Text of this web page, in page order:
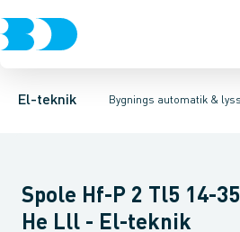
El-teknik Bygnings automatik &
Afbrydere, stikkontakter &
Lysstyring
Forkobling Lysstyringskomponent
Spole Hf-P 2 Tl5 14-
He Lll - El-teknik